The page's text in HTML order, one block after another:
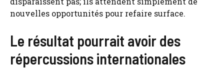
nouvelles opportunités pour refaire surface.
Le résultat pourrait avoir des
répercussions internationales